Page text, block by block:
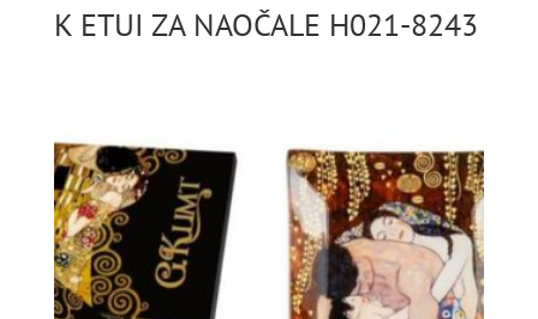
K ETUI ZA NAOČALE H021-8243